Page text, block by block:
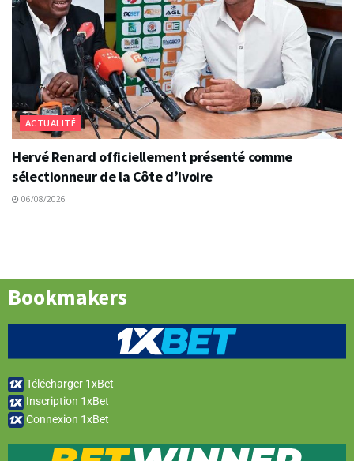
ACTUALITÉ
Hervé Renard officiellement présenté comme
sélectionneur de la Côte d’Ivoire
06/08/2026
Bookmakers
Télécharger 1xBet
Inscription 1xBet
Connexion 1xBet